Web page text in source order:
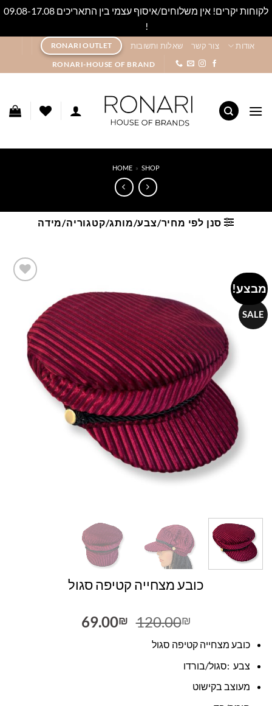
לקוחות יקרים! אין משלוחים/איסוף עצמי בין התאריכים 09.08-17.08
!
content
אודות צור קשר שאלות ותשובות RONARI OUTLET
RONARI-HOUSE OF BRAND
HOME » SHOP
סנן לפי מחיר/צבע/מותג/קטגוריה/מידה
מבצע!
SALE
כובע מצחייה קטיפה סגול
120.00₪
המחיר
69.00₪
המחיר
כובע מצחייה קטיפה סגול
צבע :סגול/בורדו
מעוצב בקישוט